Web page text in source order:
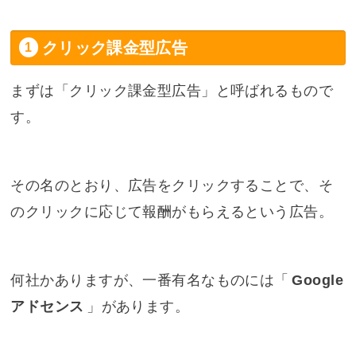
クリック課金型広告
まずは「クリック課金型広告」と呼ばれるもので
す。
その名のとおり、広告をクリックすることで、そ
のクリックに応じて報酬がもらえるという広告。
何社かありますが、一番有名なものには「 Google
アドセンス 」があります。